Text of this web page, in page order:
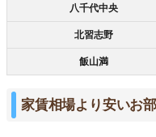
八千代中央
北習志野
飯山満
家賃相場より安いお